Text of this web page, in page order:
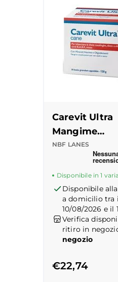
Carevit Ultra
Mangime
NBF LANES
Recensioni
Disponibile in 1
Disponibile
a domicilio tra
10/08/2026 e il
Verifica
ritiro in
negozio
€22,74